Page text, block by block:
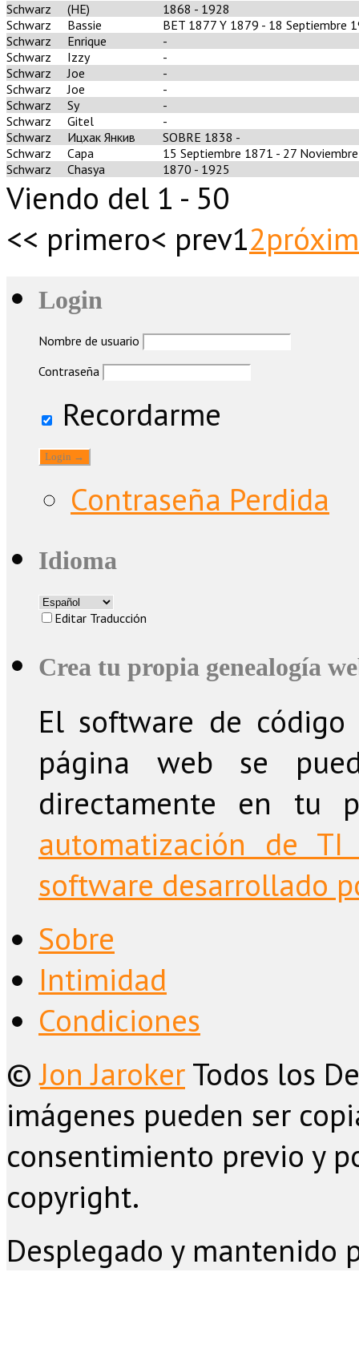
Schwarz
(HE)
1868 - 1928
Schwarz
Bassie
BET 1877 Y 1879 - 18 Septiembre
Schwarz
Enrique
-
Schwarz
Izzy
-
Schwarz
Joe
-
Schwarz
Joe
-
Schwarz
Sy
-
Schwarz
Gitel
-
Schwarz
Ицхак Янкив
SOBRE 1838 -
Schwarz
Сара
15 Septiembre 1871 - 27
Schwarz
Chasya 1870 - 1925
Viendo del 1 - 50
<< primero< prev12
Login
Nombre de usuario
Contraseña
Recordarme
Contraseña Perdida
Idioma
Editar Traducción
Crea tu propia genealogía
El software de
página web se
directamente en tu
automatización de
software desarrollado
Sobre
Intimidad
Condiciones
©Jon JarokerTodos los
imágenes pueden ser
consentimiento previo y
copyright.
Desplegado y mantenido